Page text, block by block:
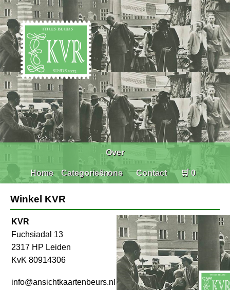
Home Categorieën
Over
ons Contact 🛒 0
Winkel KVR
KVR
Fuchsiadal 13
2317 HP Leiden
KvK 80914306
info@ansichtkaartenbeurs.nl